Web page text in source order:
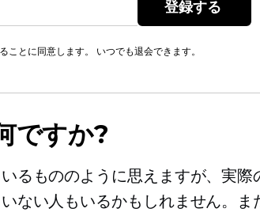
ことに同意します。 いつでも退会できます。
ですか?
るもののように思えますが、実際
ない人もいるかもしれません。ま